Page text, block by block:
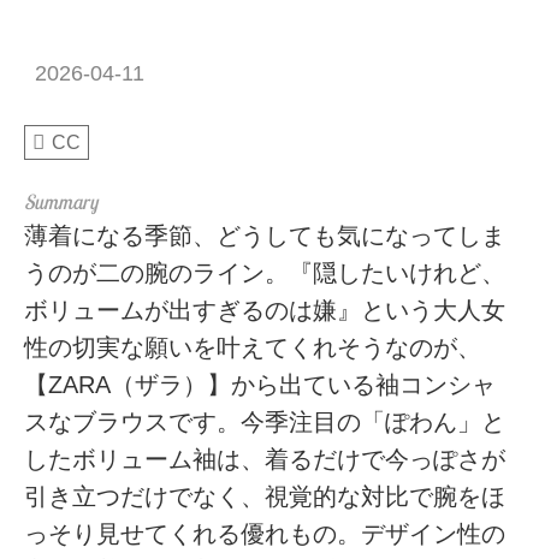
2026-04-11
CC
薄着になる季節、どうしても気になってしま
うのが二の腕のライン。『隠したいけれど、
ボリュームが出すぎるのは嫌』という大人女
性の切実な願いを叶えてくれそうなのが、
【ZARA（ザラ）】から出ている袖コンシャ
スなブラウスです。今季注目の「ぽわん」と
したボリューム袖は、着るだけで今っぽさが
引き立つだけでなく、視覚的な対比で腕をほ
っそり見せてくれる優れもの。デザイン性の